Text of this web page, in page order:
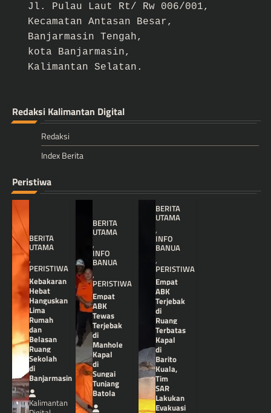
Jl. Pulau Laut Rt/ Rw 006/001,
Kecamatan Antasan Besar,
Banjarmasin Tengah,
kota Banjarmasin,
Kalimantan Selatan.
Redaksi Kalimantan Digital
Redaksi
Index Berita
Peristiwa
BERITA
UTAMA
,
PERISTIWA
Kebakaran
Hebat
Hanguskan
Lima
Rumah
dan
Belasan
Ruang
Sekolah
di
Banjarmasin
Kalimantan
BERITA
UTAMA
,
INFO
BANUA
,
PERISTIWA
Empat
ABK
Tewas
Terjebak
di
Manhole
Kapal
di
Sungai
Tunjang
Batola
BERITA
UTAMA
,
INFO
BANUA
,
PERISTIWA
Empat
ABK
Terjebak
di
Ruang
Terbatas
Kapal
di
Barito
Kuala,
Tim
SAR
Lakukan
Evakuasi